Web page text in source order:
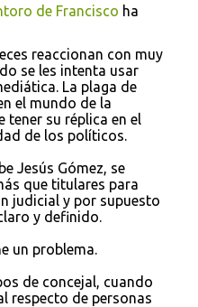
de Francisco ha
reaccionan con muy
se les intenta usar
La plaga de
el mundo de la
tener su réplica en el
de los políticos.
Jesús Gómez, se
que titulares para
judicial y por supuesto
y definido.
un problema.
de concejal, cuando
respecto de personas